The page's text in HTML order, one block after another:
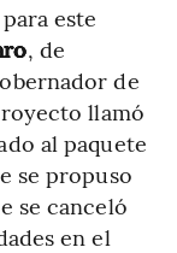
este
, de
de
llamó
al paquete
se propuso
se canceló
en el